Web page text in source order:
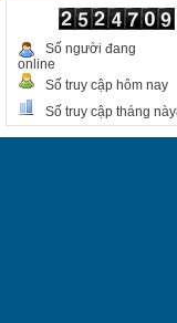
Số người đang
online
Số truy cập hôm nay
Số truy cập tháng này